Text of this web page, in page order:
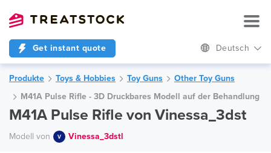
Get instant quote Deutsch
Produkte Toys & Hobbies Toy Guns
Other Toy Guns
M41A Pulse Rifle - 3D Druckbares Modell auf der Behandlung
M41A Pulse Rifle von Vinessa_3dst
Modell von Vinessa_3dstl